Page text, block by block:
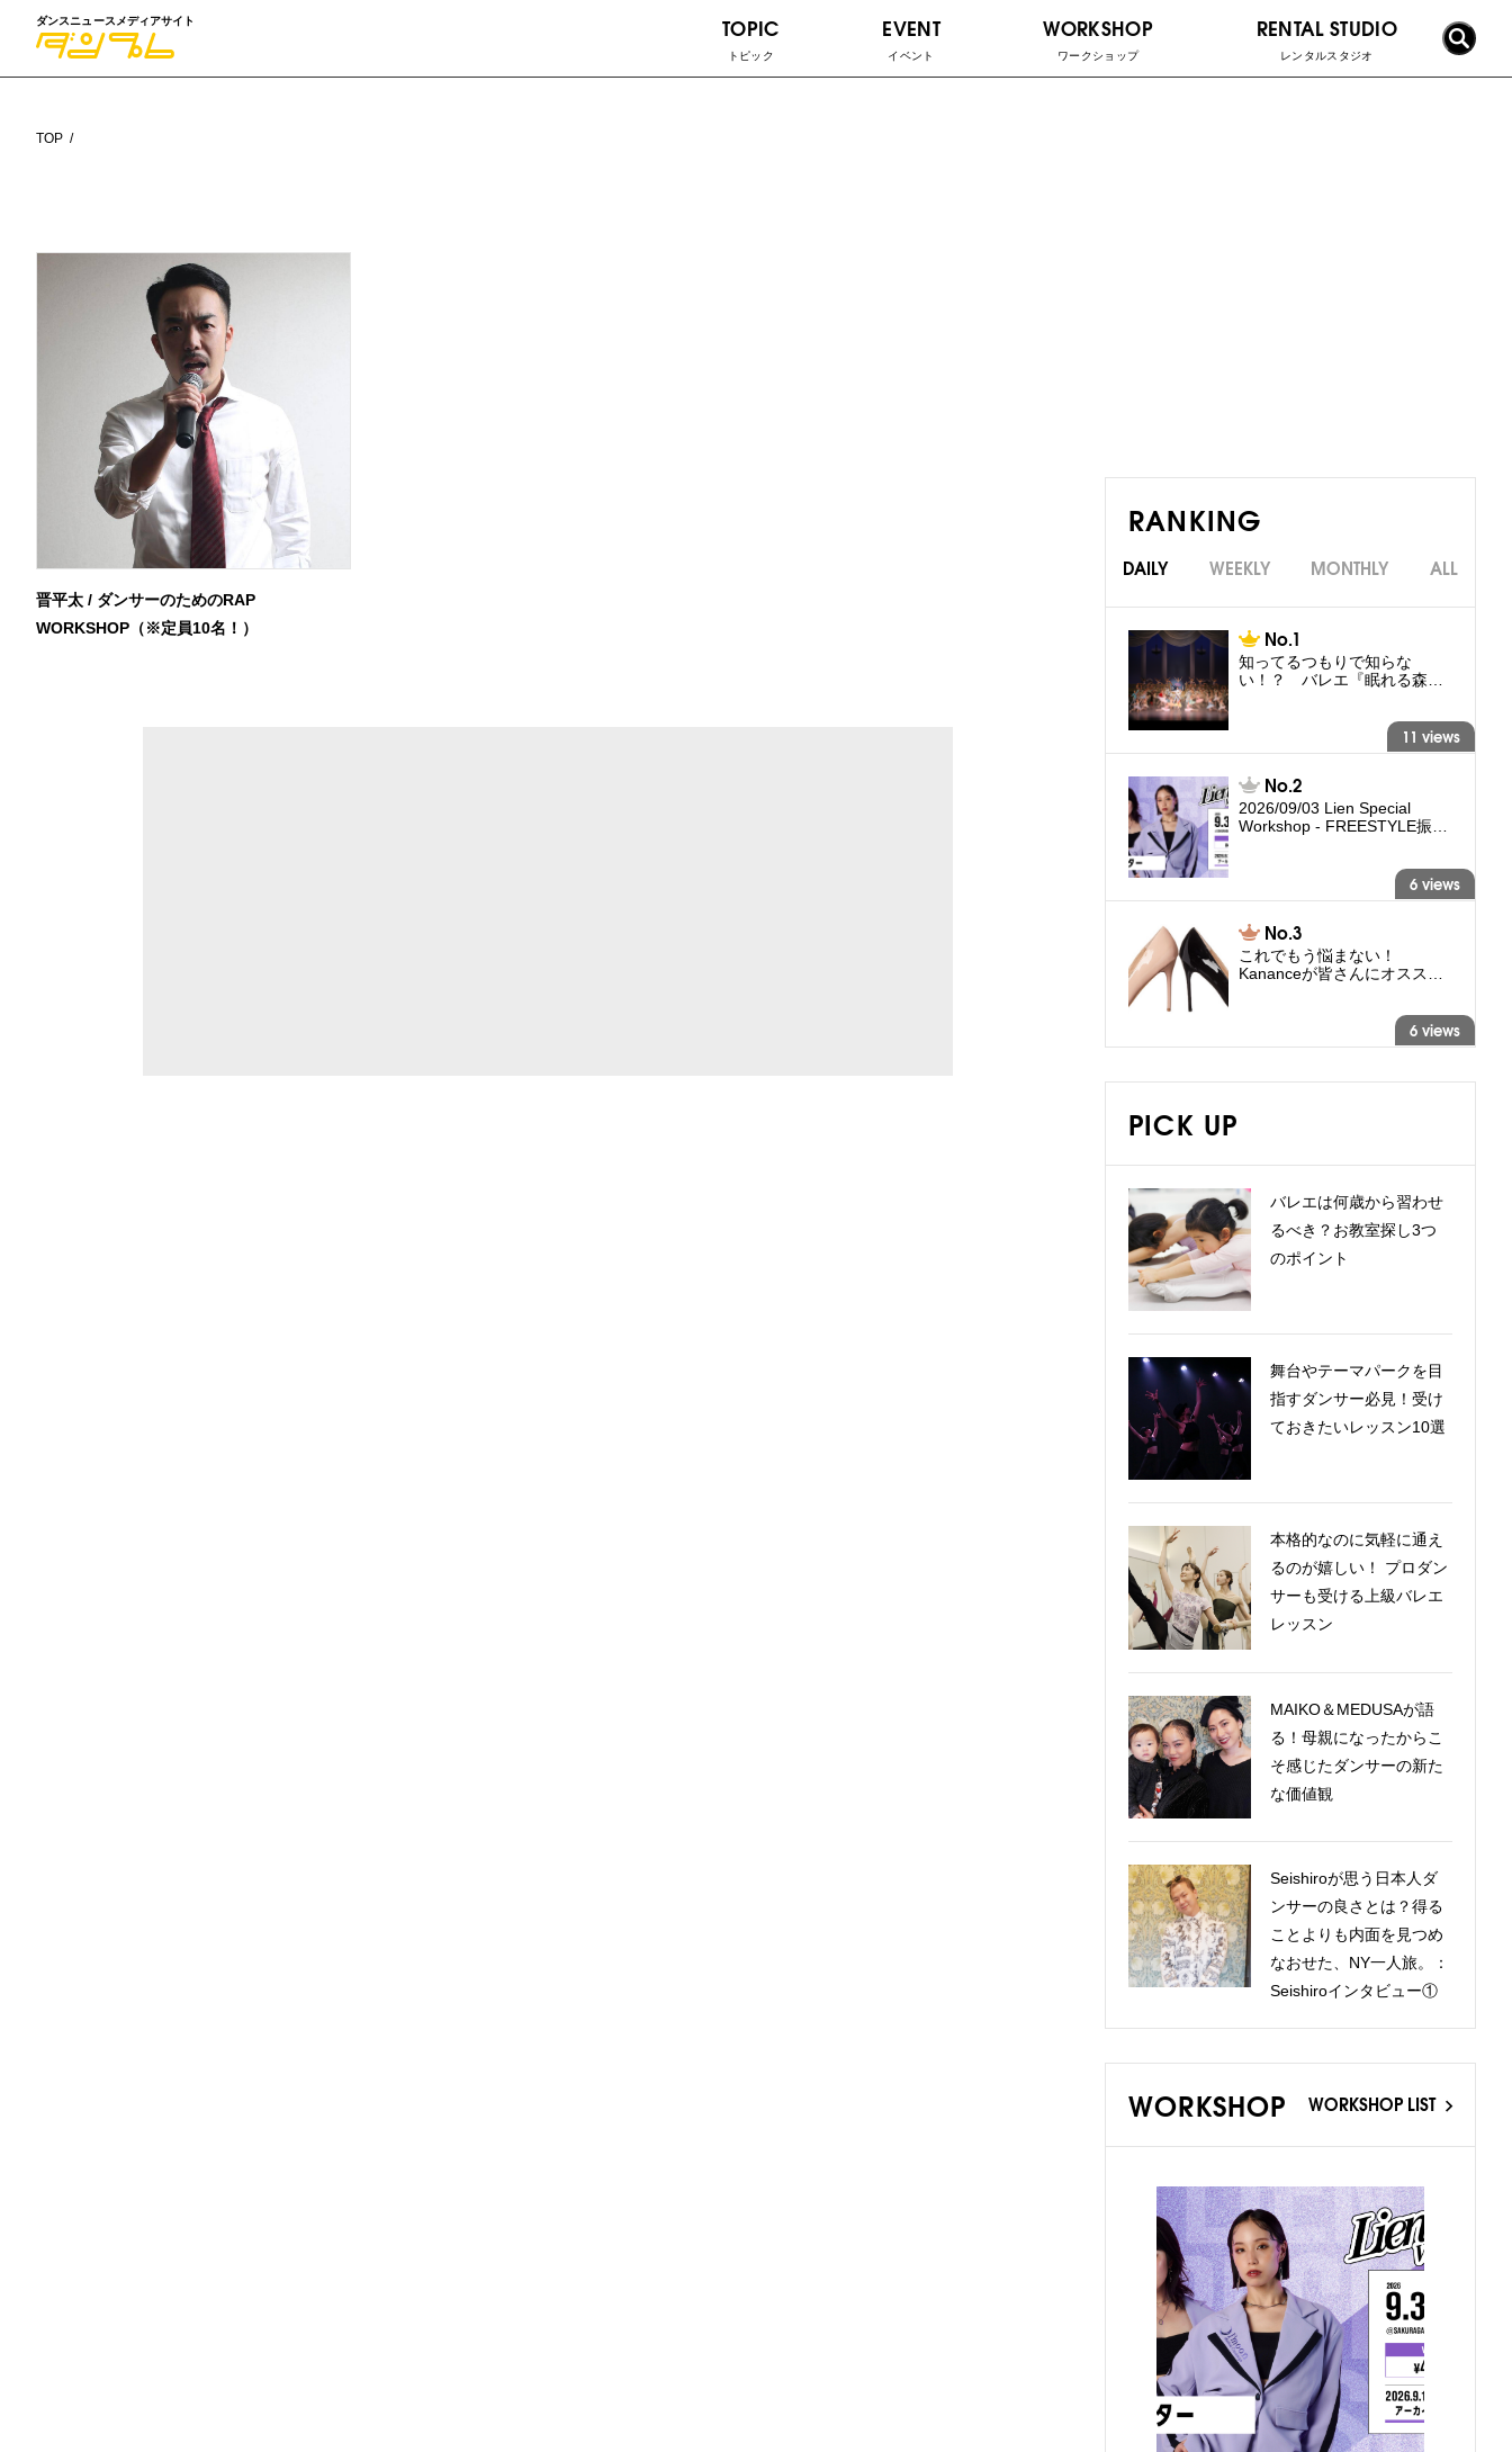
ダンスニュースメディアサイト TOPIC
トピック
EVENT
イベント
WORKSHOP
ワークショップ
RENTAL STUDIO
レンタルスタジオ
TOP
晋平太 / ダンサーのためのRAP
WORKSHOP（※定員10名！）
RANKING
DAILY WEEKLY MONTHLY ALL
知ってるつもりで知らな
い！？ バレエ『眠れる森…
11 views
2026/09/03 Lien Special
Workshop - FREESTYLE振…
6 views
これでもう悩まない！
Kananceが皆さんにオスス…
6 views
PICK UP
バレエは何歳から習わせ
るべき？お教室探し3つ
のポイント
舞台やテーマパークを目
指すダンサー必見！受け
ておきたいレッスン10選
本格的なのに気軽に通え
るのが嬉しい！ プロダン
サーも受ける上級バレエ
レッスン
MAIKO＆MEDUSAが語
る！母親になったからこ
そ感じたダンサーの新た
な価値観
Seishiroが思う日本人ダ
ンサーの良さとは？得る
ことよりも内面を見つめ
なおせた、NY一人旅。：
Seishiroインタビュー①
WORKSHOP WORKSHOP LIST